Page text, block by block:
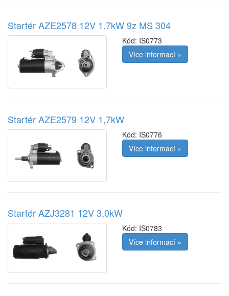
Startér AZE2578 12V 1.7kW 9z MS 304
Kód: IS0773
Více informací »
Startér AZE2579 12V 1,7kW
Kód: IS0776
Více informací »
Startér AZJ3281 12V 3,0kW
Kód: IS0783
Více informací »